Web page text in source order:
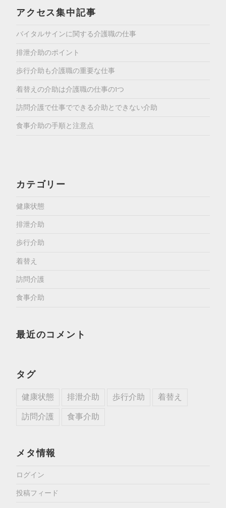
アクセス集中記事
バイタルサインに関する介護職の仕事
排泄介助のポイント
歩行介助も介護職の重要な仕事
着替えの介助は介護職の仕事の1つ
訪問介護で仕事でできる介助とできない介助
食事介助の手順と注意点
カテゴリー
健康状態
排泄介助
歩行介助
着替え
訪問介護
食事介助
最近のコメント
タグ
健康状態 排泄介助 歩行介助 着替え
訪問介護 食事介助
メタ情報
ログイン
投稿フィード